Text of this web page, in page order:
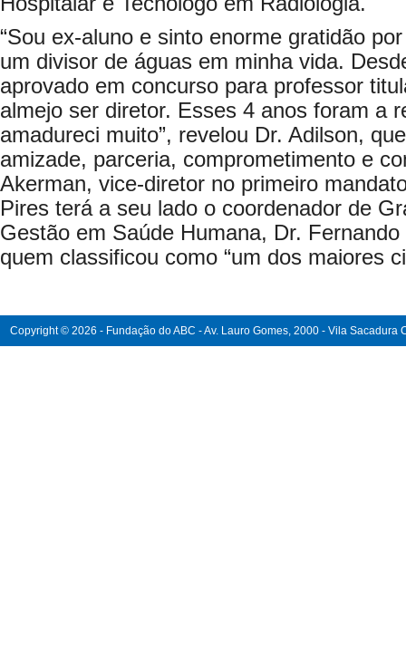
“Sou ex-aluno e sinto enorme gratidão
um divisor de águas em minha vida.
aprovado em concurso para professor
almejo ser diretor. Esses 4 anos foram a
amadureci muito”, revelou Dr. Adilson,
amizade, parceria, comprometimento e
Akerman, vice-diretor no primeiro
Pires terá a seu lado o coordenador de
Gestão em Saúde Humana, Dr.
quem classificou como “um dos maiores
Copyright © 2026 - Fundação do ABC - Av. Lauro Gomes, 2000 - Vila